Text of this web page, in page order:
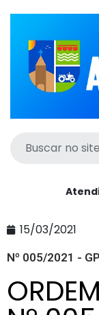
15/03/2021
Nº 005/2021 - GP